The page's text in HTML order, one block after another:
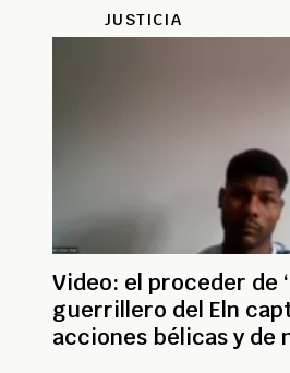
JUSTICIA
Video: el proceder de
guerrillero del Eln
acciones bélicas y de